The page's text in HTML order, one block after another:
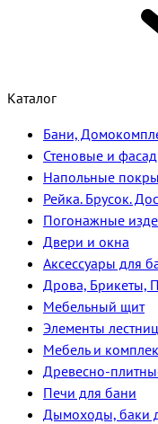
Каталог
Бани,
Стеновые и
Напольные
Рейка. Брусок.
Погонажные
Двери и окна
Аксессуары для
Дрова, Брикеты,
Мебельный щит
Элементы лестниц
Мебель и
Древесно-
Печи для бани
Дымоходы, баки